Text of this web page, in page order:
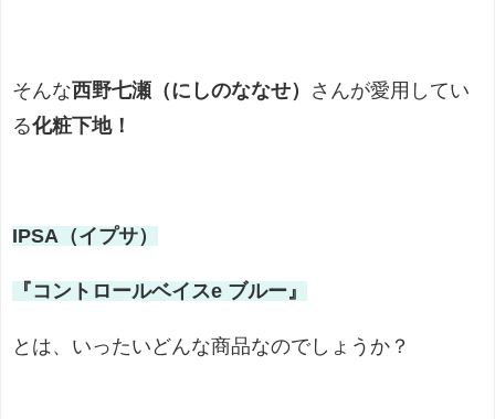
そんな西野七瀬（にしのななせ）
さんが愛用してい
る化粧下地！
IPSA（イプサ）
『コントロールベイスe ブルー』
とは、いったいどんな商品なのでしょうか？